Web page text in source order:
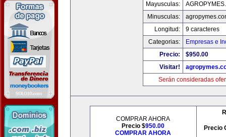
Mayusculas:
Minusculas:
Longitud:
9 caracteres
Categorias:
Empresas e
Precio:
$950.00
Visitar!
Serán consideradas
COMPRAR AHORA
Precio $950.00
COMPRAR AHORA
Precio